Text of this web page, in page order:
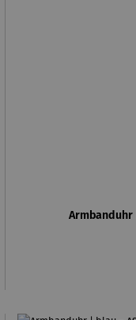
Armbanduhr